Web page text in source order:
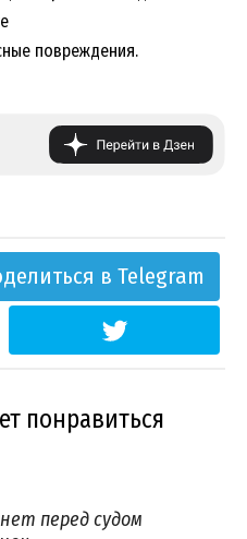
повреждения.
в Telegram
понравиться
перед судом